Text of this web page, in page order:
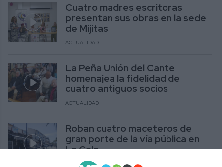
Cuatro madres escritoras
presentan sus obras en la sede
de Mijitas
ACTUALIDAD
La Peña Unión del Cante
homenajea la fidelidad de
cuatro antiguos socios
ACTUALIDAD
Roban cuatro maceteros de
gran porte de la vía pública en
La Cala
ACTUALIDAD